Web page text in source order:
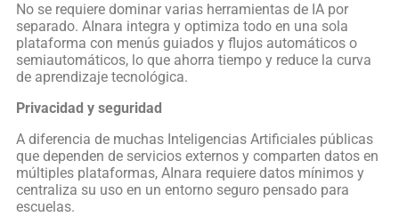
No se requiere dominar varias herramientas de IA por
separado. AInara integra y optimiza todo en una sola
plataforma con menús guiados y flujos automáticos o
semiautomáticos, lo que ahorra tiempo y reduce la curva
de aprendizaje tecnológica.
Privacidad y seguridad
A diferencia de muchas Inteligencias Artificiales públicas
que dependen de servicios externos y comparten datos en
múltiples plataformas, AInara requiere datos mínimos y
centraliza su uso en un entorno seguro pensado para
escuelas.